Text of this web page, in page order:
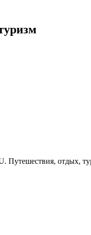
Путешествия, отдых,